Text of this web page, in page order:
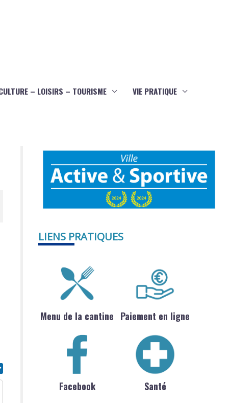
– LOISIRS – TOURISME VIE PRATIQUE
LIENS PRATIQUES
Menu de la cantine Paiement en ligne
Facebook Santé